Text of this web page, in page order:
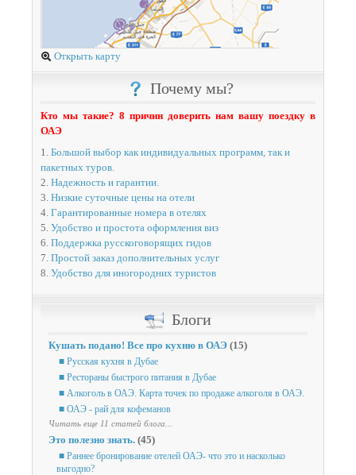
Открыть карту
Почему мы?
Кто мы такие? 8 причин доверить нам вашу поездку в
ОАЭ
1. Большой выбор как индивидуальных программ, так и
пакетных туров.
2. Надежность и гарантии.
3. Низкие суточные цены на отели
4. Гарантированные номера в отелях
5. Удобство и простота оформления виз
6. Поддержка русскоговорящих гидов
7. Простой заказ дополнительных услуг
8. Удобство для иногородних туристов
Блоги
Кушать подано! Все про кухню в ОАЭ (15)
■ Русская кухня в Дубае
■ Рестораны быстрого питания в Дубае
■ Алкоголь в ОАЭ. Карта точек по продаже алкоголя в ОАЭ.
■ ОАЭ - рай для кофеманов
Читать еще 11 статей блога...
Это полезно знать. (45)
■ Раннее бронирование отелей ОАЭ- что это и насколько
выгодно?